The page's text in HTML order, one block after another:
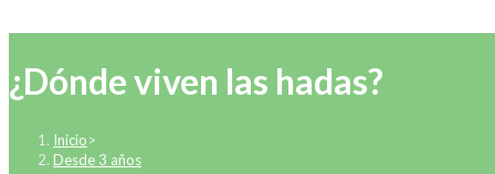
¿Dónde viven las hadas?
Inicio>
Desde 3 años